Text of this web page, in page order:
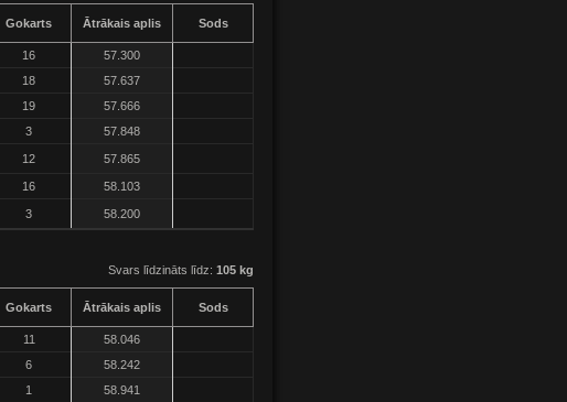
Gokarts Ātrākais aplis Sods
16
57.300
18
57.637
19
57.666
3 57.848
12 57.865
16 58.103
3 58.200
Svars līdzināts līdz: 105 kg
Gokarts Ātrākais aplis Sods
11
58.046
6
58.242
1
58.941